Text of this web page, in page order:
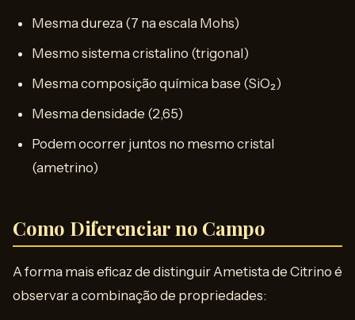
Mesma dureza (7 na escala Mohs)
Mesmo sistema cristalino (trigonal)
Mesma composição química base (SiO₂)
Mesma densidade (2,65)
Podem ocorrer juntos no mesmo cristal
(ametrino)
Como Diferenciar no Campo
A forma mais eficaz de distinguir Ametista de Citrino é
observar a combinação de propriedades: